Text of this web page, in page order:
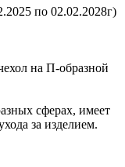
по 02.02.2028г)
на П-образной
сферах, имеет
за изделием.